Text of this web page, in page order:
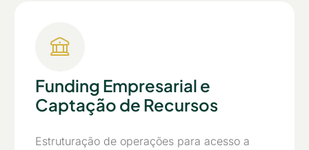
Funding Empresarial e
Captação de Recursos
Estruturação de operações para acesso a